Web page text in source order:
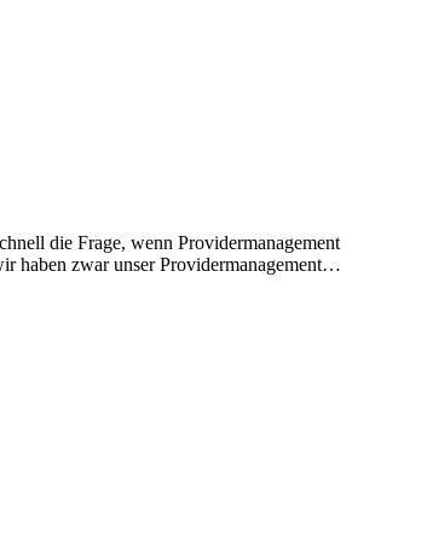
die Frage, wenn Providermanagement
haben zwar unser Providermanagement…